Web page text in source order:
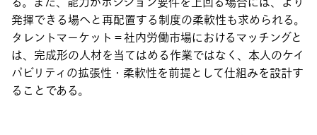
発揮できる場へと再配置する制度の柔軟性も求められる。
タレントマーケット＝社内労働市場におけるマッチングと
は、完成形の人材を当てはめる作業ではなく、本人のケイ
パビリティの拡張性・柔軟性を前提として仕組みを設計す
ることである。